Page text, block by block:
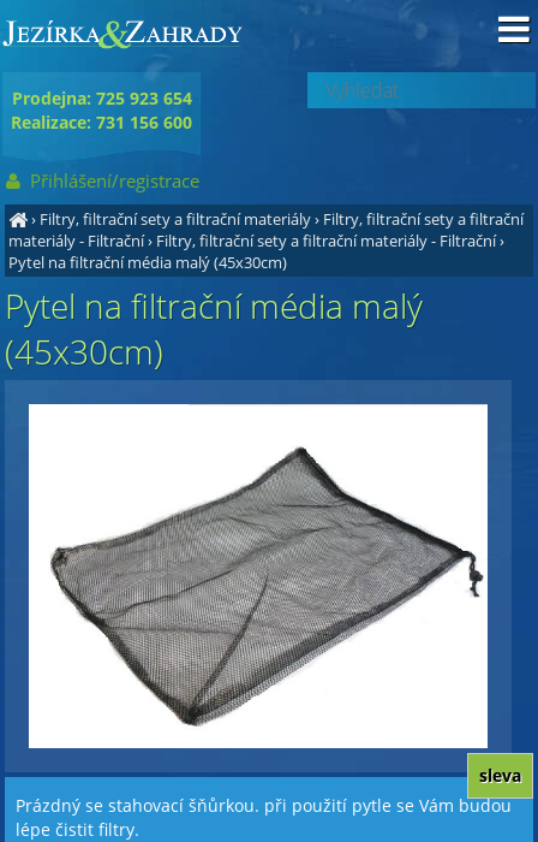
› Filtry, filtrační sety a filtrační materiály› Filtry, filtrační sety a filtrační
materiály - Filtrační› Filtry, filtrační sety a filtrační materiály - Filtrační›
Pytel na filtrační média malý (45x30cm)
Pytel na filtrační média malý
(45x30cm)
Prázdný se stahovací šňůrkou. při použití pytle se Vám budou
lépe čistit filtry.
sleva
Prodejna: 725 923 654
Realizace: 731 156 600
Přihlášení/registrace